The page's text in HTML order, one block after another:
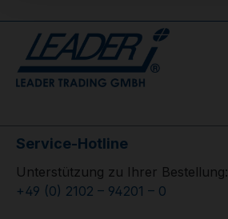
Service-Hotline
Unterstützung zu Ihrer Bestellung:
+49 (0) 2102 – 94201 – 0